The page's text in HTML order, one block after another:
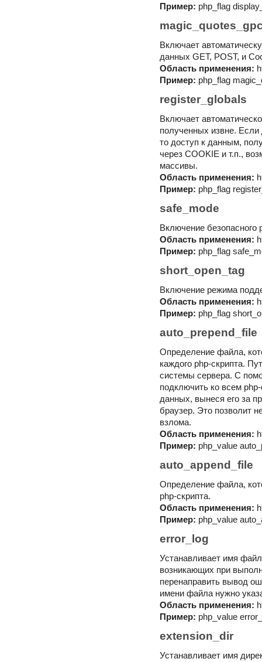
Пример: php_flag
Включает
данных GET, POST, и
Область применения:
Пример: php_flag
register_globals
Включает
полученных извне.
то доступ к данным,
через COOKIE и т.п.,
массивы.
Область применения:
Пример: php_flag
safe_mode
Включение безопасного
Область применения:
Пример: php_flag
short_open_tag
Включение режима
Область применения:
Пример: php_flag
auto_prepend_file
Определение файла,
каждого php-скрипта.
системы сервера. С
подключить ко всем
данных, вынеся его за
браузер. Это позволит
взлома.
Область применения:
Пример: php_value
auto_append_file
Определение файла,
php-скрипта.
Область применения:
Пример: php_value
error_log
Устанавливает имя
возникающих при
перенаправить вывод
имени файла нужно
Область применения:
Пример: php_value
extension_dir
Устанавливает имя